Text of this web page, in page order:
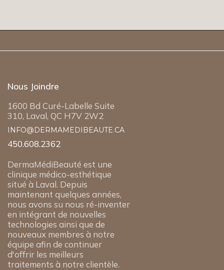
Nous Joindre
1600 Bd Curé-Labelle Suite
310, Laval, QC H7V 2W2
INFO@DERMAMEDIBEAUTE.CA
450.608.2362
DermaMédiBeauté est une
clinique médico-esthétique
situé à Laval. Depuis
maintenant quelques années,
nous avons su nous ré-inventer
en intégrant de nouvelles
technologies ainsi que de
nouveaux membres à notre
équipe afin de continuer
d'offrir les meilleurs
traitements à notre clientèle.